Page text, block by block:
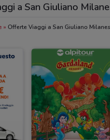
a San Giuliano
Offerte Viaggi a San Giuliano